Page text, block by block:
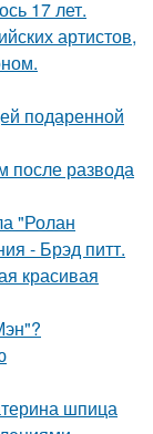
17 лет.
артистов,
подаренной
после развода
"Ролан
- Брэд питт.
красивая
шпица